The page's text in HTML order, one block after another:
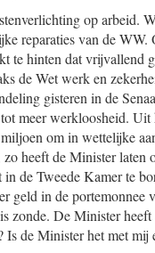
op arbeid.
reparaties van de
te hinten dat vrijvallend
de Wet werk en
gisteren in de
meer werkloosheid.
om in wettelijke
heeft de Minister laten
de Tweede Kamer te
geld in de portemonnee
zonde. De Minister heeft
de Minister het met